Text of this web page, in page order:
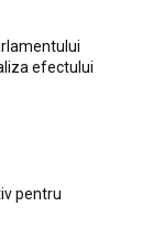
efectului
pentru